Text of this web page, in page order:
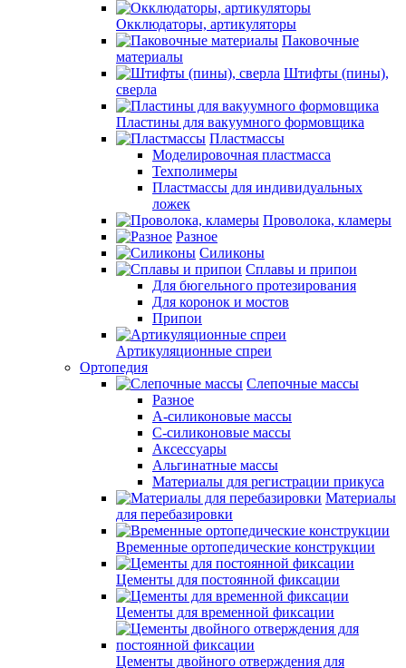
Окклюдаторы, артикуляторы
Паковочные
материалы
Штифты (пины),
сверла
Пластины для вакуумного формовщика
Пластмассы
Моделировочная пластмасса
Техполимеры
Пластмассы для индивидуальных
ложек
Проволока, кламеры
Разное
Силиконы
Сплавы и припои
Для бюгельного протезирования
Для коронок и мостов
Припои
Артикуляционные спреи
Ортопедия
Слепочные массы
Разное
А-силиконовые массы
С-силиконовые массы
Аксессуары
Альгинатные массы
Материалы для регистрации прикуса
Материалы
для перебазировки
Временные ортопедические конструкции
Цементы для постоянной фиксации
Цементы для временной фиксации
Цементы двойного отверждения для